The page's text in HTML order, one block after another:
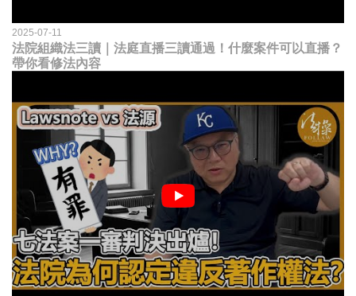
2025-07-11
法院組織法三讀｜法庭直播三讀通過！什麼案件可以直播？
帶你看修法內容